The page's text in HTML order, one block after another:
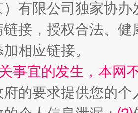
成刚被判无期
有限公司独家协
链接，授权合法、
相应链接。
事宜的发生，本网
府的要求提供您的个